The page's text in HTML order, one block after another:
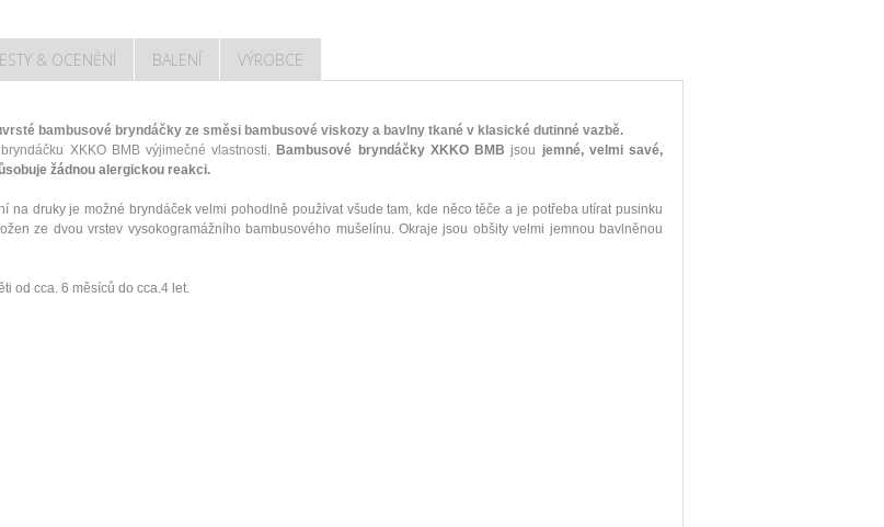
& OCENĚNÍ BALENÍ VÝROBCE
bambusové bryndáčky ze směsi bambusové viskozy a bavlny tkané v klasické dutinné vazbě.
XKKO BMB výjimečné vlastnosti.Bambusové bryndáčky XKKO BMB jsou jemné, velmi savé,
žádnou alergickou reakci.
na druky je možné bryndáček velmi pohodlně používat všude tam, kde něco těče a je potřeba utírat pusinku
ze dvou vrstev vysokogramážního bambusového mušelínu. Okraje jsou obšity velmi jemnou bavlněnou
od cca. 6 měsíců do cca.4 let.